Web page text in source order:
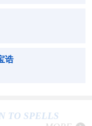
诰
TO SPELLS